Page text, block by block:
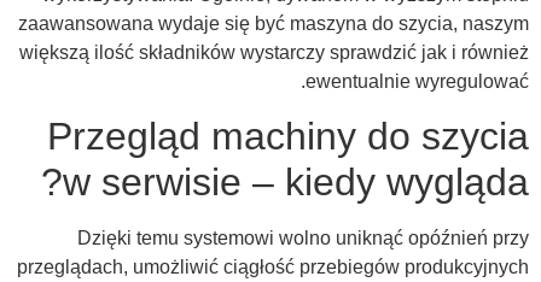
zaawansowana wydaje się być maszyna do szycia, naszym
większą ilość składników wystarczy sprawdzić jak i również
ewentualnie wyregulować.
Przegląd machiny do szycia
w serwisie – kiedy wygląda?
Dzięki temu systemowi wolno uniknąć opóźnień przy
przeglądach, umożliwić ciągłość przebiegów produkcyjnych